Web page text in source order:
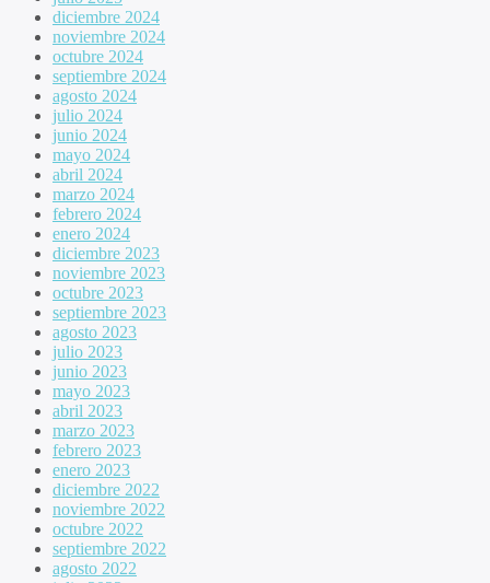
diciembre 2024
noviembre 2024
octubre 2024
septiembre 2024
agosto 2024
julio 2024
junio 2024
mayo 2024
abril 2024
marzo 2024
febrero 2024
enero 2024
diciembre 2023
noviembre 2023
octubre 2023
septiembre 2023
agosto 2023
julio 2023
junio 2023
mayo 2023
abril 2023
marzo 2023
febrero 2023
enero 2023
diciembre 2022
noviembre 2022
octubre 2022
septiembre 2022
agosto 2022